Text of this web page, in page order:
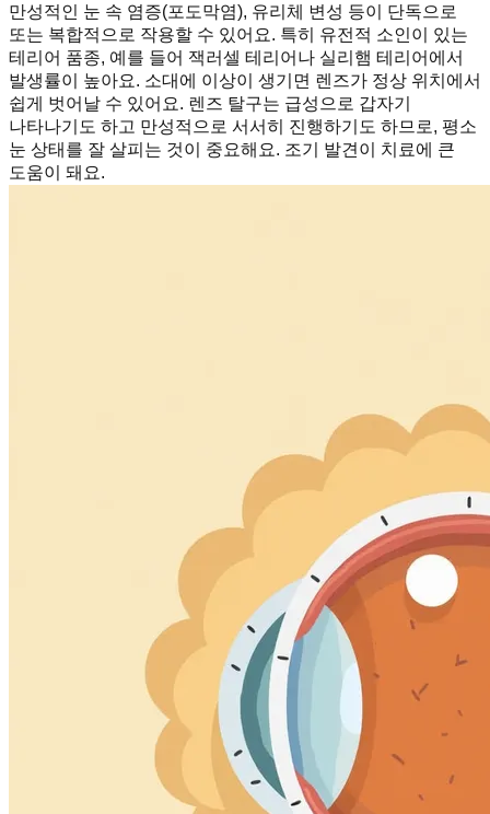
만성적인 눈 속 염증(포도막염), 유리체 변성 등이 단독으로
또는 복합적으로 작용할 수 있어요. 특히 유전적 소인이 있는
테리어 품종, 예를 들어 잭러셀 테리어나 실리햄 테리어에서
발생률이 높아요. 소대에 이상이 생기면 렌즈가 정상 위치에서
쉽게 벗어날 수 있어요. 렌즈 탈구는 급성으로 갑자기
나타나기도 하고 만성적으로 서서히 진행하기도 하므로, 평소
눈 상태를 잘 살피는 것이 중요해요. 조기 발견이 치료에 큰
도움이 돼요.